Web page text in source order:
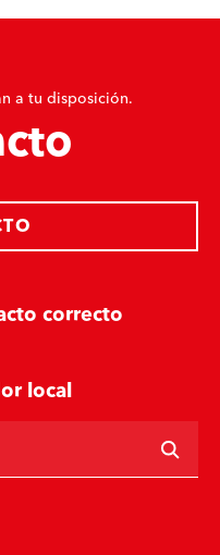
a tu disposición.
correcto
local